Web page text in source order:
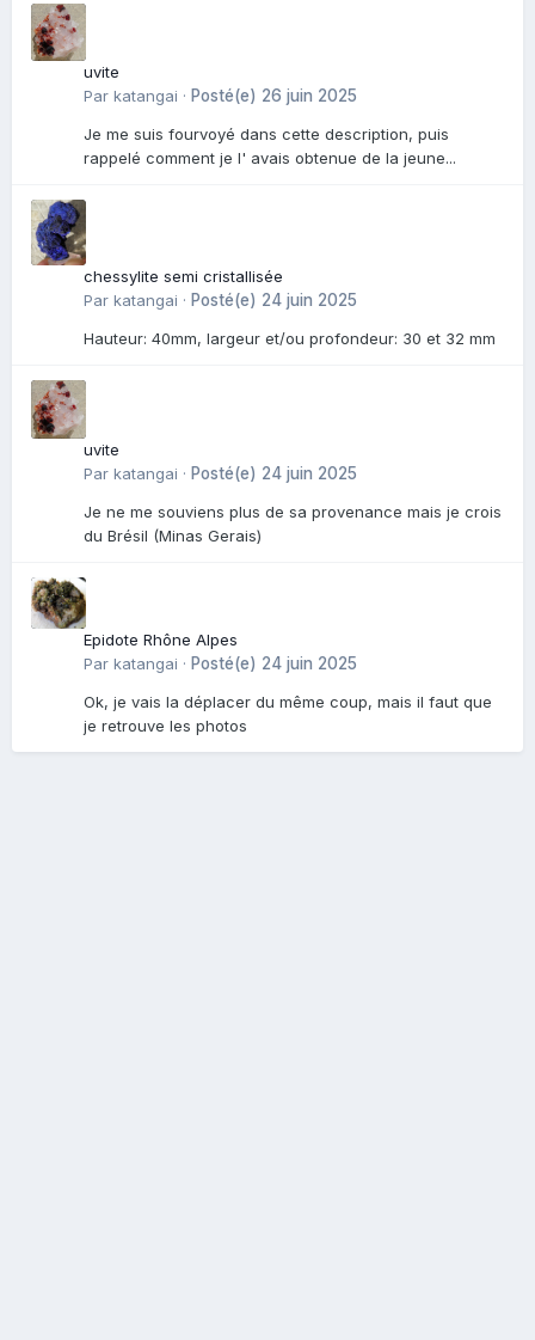
uvite
Par katangai · Posté(e) 26 juin 2025
Je me suis fourvoyé dans cette description, puis
rappelé comment je l' avais obtenue de la jeune...
chessylite semi cristallisée
Par katangai · Posté(e) 24 juin 2025
Hauteur: 40mm, largeur et/ou profondeur: 30 et 32 mm
uvite
Par katangai · Posté(e) 24 juin 2025
Je ne me souviens plus de sa provenance mais je crois
du Brésil (Minas Gerais)
Epidote Rhône Alpes
Par katangai · Posté(e) 24 juin 2025
Ok, je vais la déplacer du même coup, mais il faut que
je retrouve les photos